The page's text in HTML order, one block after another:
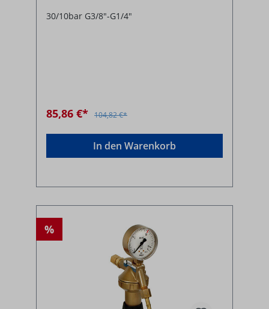
30/10bar G3/8"-G1/4"
85,86 €* 104,82 €*
In den Warenkorb
%